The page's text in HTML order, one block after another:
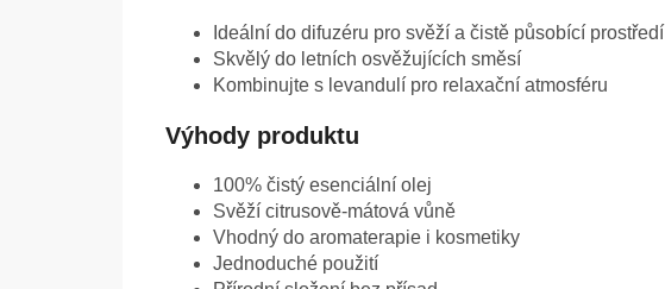
Ideální do difuzéru pro svěží a čistě působící prostředí
Skvělý do letních osvěžujících směsí
Kombinujte s levandulí pro relaxační atmosféru
Výhody produktu
100% čistý esenciální olej
Svěží citrusově-mátová vůně
Vhodný do aromaterapie i kosmetiky
Jednoduché použití